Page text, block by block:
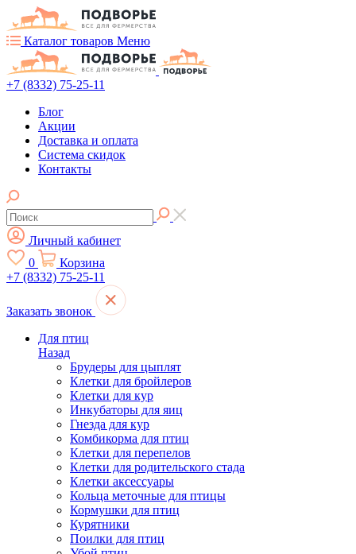
Каталог товаров Меню
+7 (8332) 75-25-11
Блог
Акции
Доставка и оплата
Система скидок
Контакты
Личный кабинет
0
Корзина
+7 (8332) 75-25-11
Заказать звонок
Для птиц
Назад
Брудеры для цыплят
Клетки для бройлеров
Клетки для кур
Инкубаторы для яиц
Гнезда для кур
Комбикорма для птиц
Клетки для перепелов
Клетки для родительского стада
Клетки аксессуары
Кольца меточные для птицы
Кормушки для птиц
Курятники
Поилки для птиц